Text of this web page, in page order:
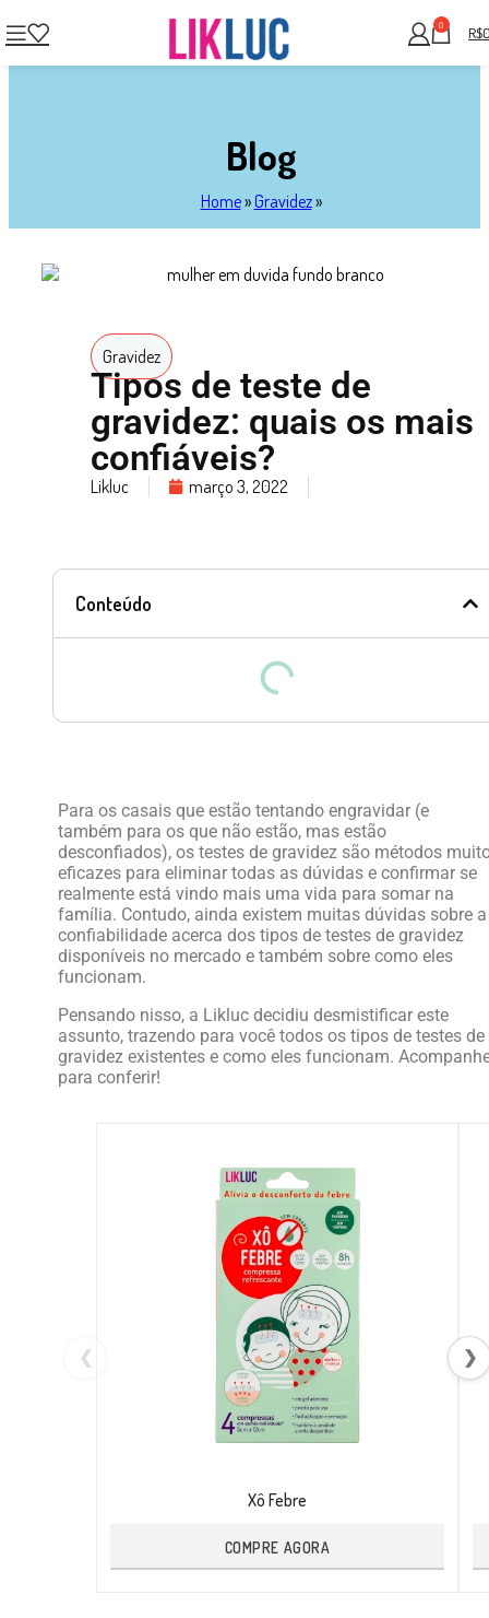
0 R$
Blog
Home»Gravidez»
Gravidez
Tipos de teste de
gravidez: quais os mais
confiáveis?
Likluc março 3, 2022
Conteúdo
Para os casais que estão tentando engravidar (e
também para os que não estão, mas estão
desconfiados), os testes de gravidez são métodos
eficazes para eliminar todas as dúvidas e confirmar se
realmente está vindo mais uma vida para somar na
família. Contudo, ainda existem muitas dúvidas sobre a
confiabilidade acerca dos tipos de testes de gravidez
disponíveis no mercado e também sobre como eles
funcionam.
Pensando nisso, a Likluc decidiu desmistificar este
assunto, trazendo para você todos os tipos de testes de
gravidez existentes e como eles funcionam.
para conferir!
❮
Xô Febre
COMPRE AGORA
❯